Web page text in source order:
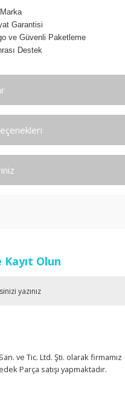
Garantisi
ve Güvenli Paketleme
Destek
kalitesiz, bozuk veya
Olun
ve Tic. Ltd. Şti. olarak
Parça satışı yapmaktadır.